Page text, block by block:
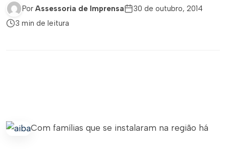
Por Assessoria de Imprensa
30 de outubro, 2014
3 min de leitura
Com famílias que se instalaram na região há